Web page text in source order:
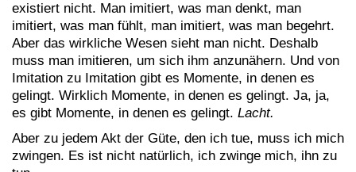
existiert nicht. Man imitiert, was man denkt, man
imitiert, was man fühlt, man imitiert, was man begehrt.
Aber das wirkliche Wesen sieht man nicht. Deshalb
muss man imitieren, um sich ihm anzunähern. Und von
Imitation zu Imitation gibt es Momente, in denen es
gelingt. Wirklich Momente, in denen es gelingt. Ja, ja,
es gibt Momente, in denen es gelingt. Lacht.
Aber zu jedem Akt der Güte, den ich tue, muss ich mich
zwingen. Es ist nicht natürlich, ich zwinge mich, ihn zu